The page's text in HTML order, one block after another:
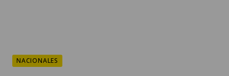
NACIONALES